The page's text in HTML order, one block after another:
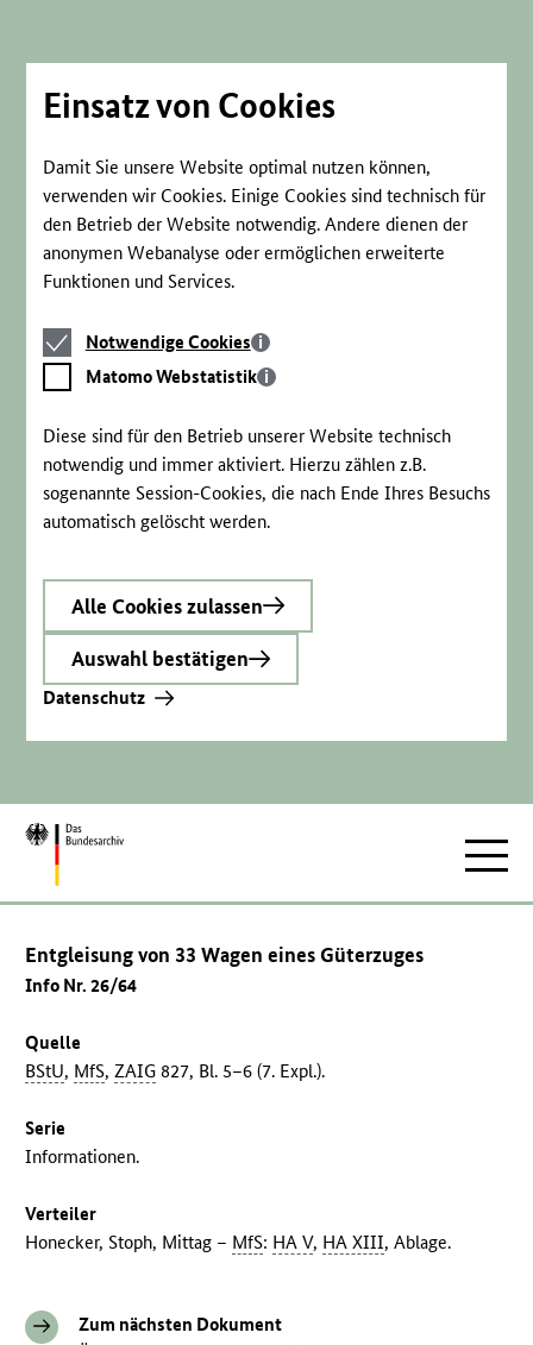
Einsatz von Cookies
Damit Sie unsere Website optimal nutzen können,
verwenden wir Cookies. Einige Cookies sind technisch für
den Betrieb der Website notwendig. Andere dienen der
anonymen Webanalyse oder ermöglichen erweiterte
Funktionen und Services.
Notwendige
Cookies
Notwendige Cookies
Matomo
Webstatistik
Matomo Webstatistik
Diese sind für den Betrieb unserer Website technisch
notwendig und immer aktiviert. Hierzu zählen z.B.
sogenannte Session-Cookies, die nach Ende Ihres Besuchs
automatisch gelöscht werden.
Alle Cookies zulassen
Auswahl bestätigen
Datenschutz
Zur
Entgleisung von 33 Wagen eines Güterzuges
Info Nr. 26/64
Quelle
BStU, MfS,ZAIG 827, Bl. 5–6 (7. Expl.).
Serie
Informationen.
Verteiler
Honecker, Stoph, Mittag – MfS: HA V, HA XIII, Ablage.
Zum nächsten Dokument